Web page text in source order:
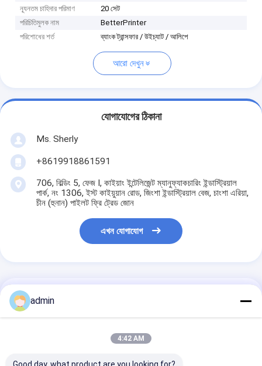
ন্যূনতম চাহিদার পরিমাণ
20 সেট
পরিচিতিমুলক নাম
BetterPrinter
পরিশোধের শর্ত
ব্যাংক ট্রান্সফার / উইচ্যাট / আলিপে
আরো দেখুন
যোগাযোগের ঠিকানা
Ms. Sherly
+8619918861591
706, বিল্ডিং 5, ফেজ I, কাইয়াং ইন্টেলিজেন্ট ম্যানুফ্যাকচারিং ইন্ডাস্ট্রিয়াল
পার্ক, নং 1306, ইস্ট কাইয়ুয়ান রোড, জিংশা ইন্ডাস্ট্রিয়াল বেজ, চাংশা এরিয়া,
চীন (হুনান) পাইলট ফ্রি ট্রেড জোন
এখন যোগাযোগ
ফটো প্রিন্টারের জন্য TX800
ইঙ্কজেট প্রিন্টার বোর্ড সেট
admin
4:42 AM